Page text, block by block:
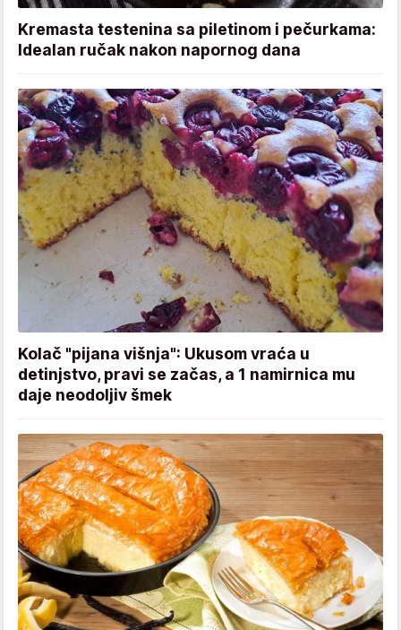
Kremasta testenina sa piletinom i pečurkama:
Idealan ručak nakon napornog dana
Kolač "pijana višnja": Ukusom vraća u
detinjstvo, pravi se začas, a 1 namirnica mu
daje neodoljiv šmek